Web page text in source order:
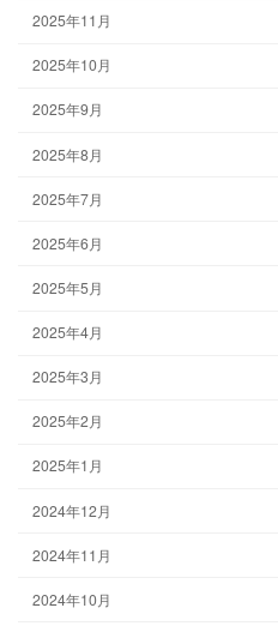
2025年11月
2025年10月
2025年9月
2025年8月
2025年7月
2025年6月
2025年5月
2025年4月
2025年3月
2025年2月
2025年1月
2024年12月
2024年11月
2024年10月